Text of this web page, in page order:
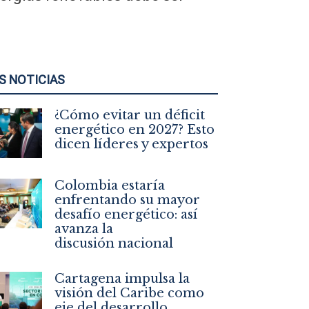
NOTICIAS
¿Cómo evitar un déficit
energético en 2027? Esto
dicen líderes y expertos
Colombia estaría
enfrentando su mayor
desafío energético: así
avanza la
discusión nacional
Cartagena impulsa la
visión del Caribe como